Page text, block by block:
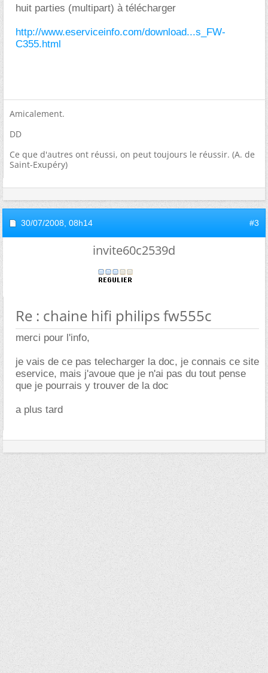
huit parties (multipart) à télécharger
http://www.eserviceinfo.com/download...s_FW-
C355.html
Amicalement.
DD
Ce que d'autres ont réussi, on peut toujours le réussir. (A. de
Saint-Exupéry)
30/07/2008, 08h14 #3
invite60c2539d
Re : chaine hifi philips fw555c
merci pour l'info,
je vais de ce pas telecharger la doc, je connais ce site
eservice, mais j'avoue que je n'ai pas du tout pense
que je pourrais y trouver de la doc
a plus tard